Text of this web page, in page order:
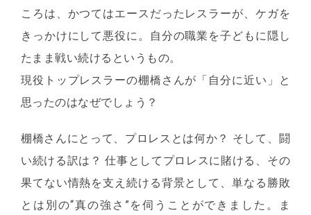
ころは、かつてはエースだったレスラーが、ケガを
きっかけにして悪役に。自分の職業を子どもに隠し
たまま戦い続けるというもの。
現役トップレスラーの棚橋さんが「自分に近い」と
思ったのはなぜでしょう？
棚橋さんにとって、プロレスとは何か？ そして、闘
い続ける訳は？ 仕事としてプロレスに賭ける、その
果てない情熱を支え続ける背景として、単なる勝敗
とは別の“真の強さ”を伺うことができました。ま